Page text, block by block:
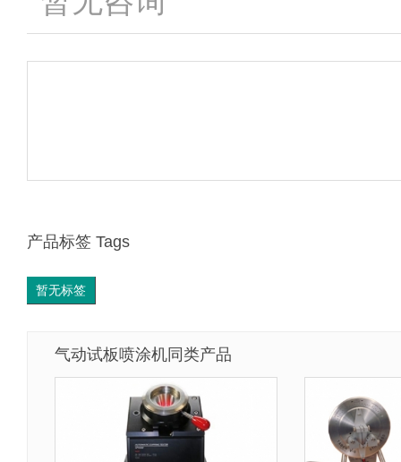
产品标签 Tags
暂无标签
气动试板喷涂机同类产品